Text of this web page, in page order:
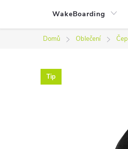
WakeBoarding
Domů Oblečení
Tip